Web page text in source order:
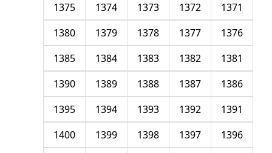
1371
1372
1373
1374
1375
1376
1377
1378
1379
1380
1381
1382
1383
1384
1385
1386
1387
1388
1389
1390
1391
1392
1393
1394
1395
1396
1397
1398
1399
1400